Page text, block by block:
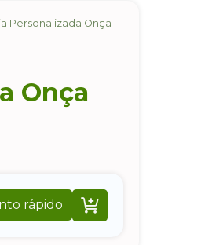
Personalizada Onça
Onça
rápido 